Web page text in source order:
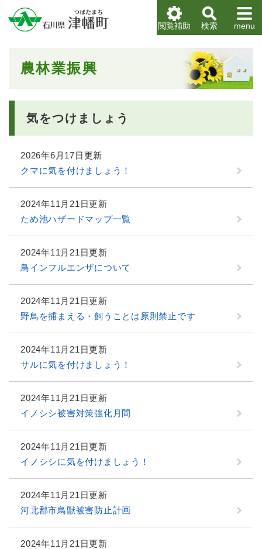
メニューを飛ばして本文へ
閲覧補助
検索 menu
農林業振興
気をつけましょう
2026年6月17日更新
クマに気を付けましょう！
2024年11月21日更新
ため池ハザードマップ一覧
2024年11月21日更新
鳥インフルエンザについて
2024年11月21日更新
野鳥を捕まえる・飼うことは原則禁止です
2024年11月21日更新
サルに気を付けましょう！
2024年11月21日更新
イノシシ被害対策強化月間
2024年11月21日更新
イノシシに気を付けましょう！
2024年11月21日更新
河北郡市鳥獣被害防止計画
2024年11月21日更新